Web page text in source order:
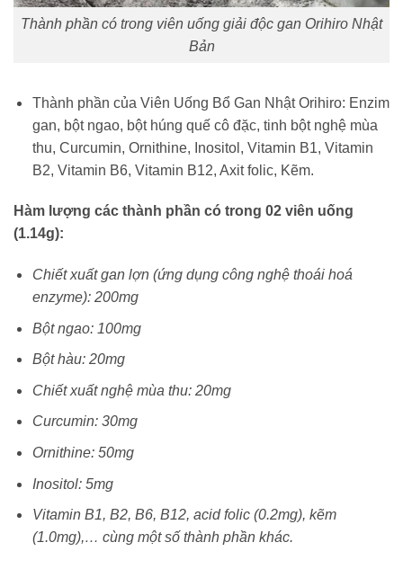
Thành phần có trong viên uống giải độc gan Orihiro Nhật
Bản
Thành phần của Viên Uống Bổ Gan Nhật Orihiro: Enzim
gan, bột ngao, bột húng quế cô đặc, tinh bột nghệ mùa
thu, Curcumin, Ornithine, Inositol, Vitamin B1, Vitamin
B2, Vitamin B6, Vitamin B12, Axit folic, Kẽm.
Hàm lượng các thành phần có trong 02 viên uống
(1.14g):
Chiết xuất gan lợn (ứng dụng công nghệ thoái hoá
enzyme): 200mg
Bột ngao: 100mg
Bột hàu: 20mg
Chiết xuất nghệ mùa thu: 20mg
Curcumin: 30mg
Ornithine: 50mg
Inositol: 5mg
Vitamin B1, B2, B6, B12, acid folic (0.2mg), kẽm
(1.0mg),… cùng một số thành phần khác.